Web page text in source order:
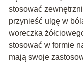
stosować
przynieść ulgę w
woreczka
stosować w formie
mają swoje